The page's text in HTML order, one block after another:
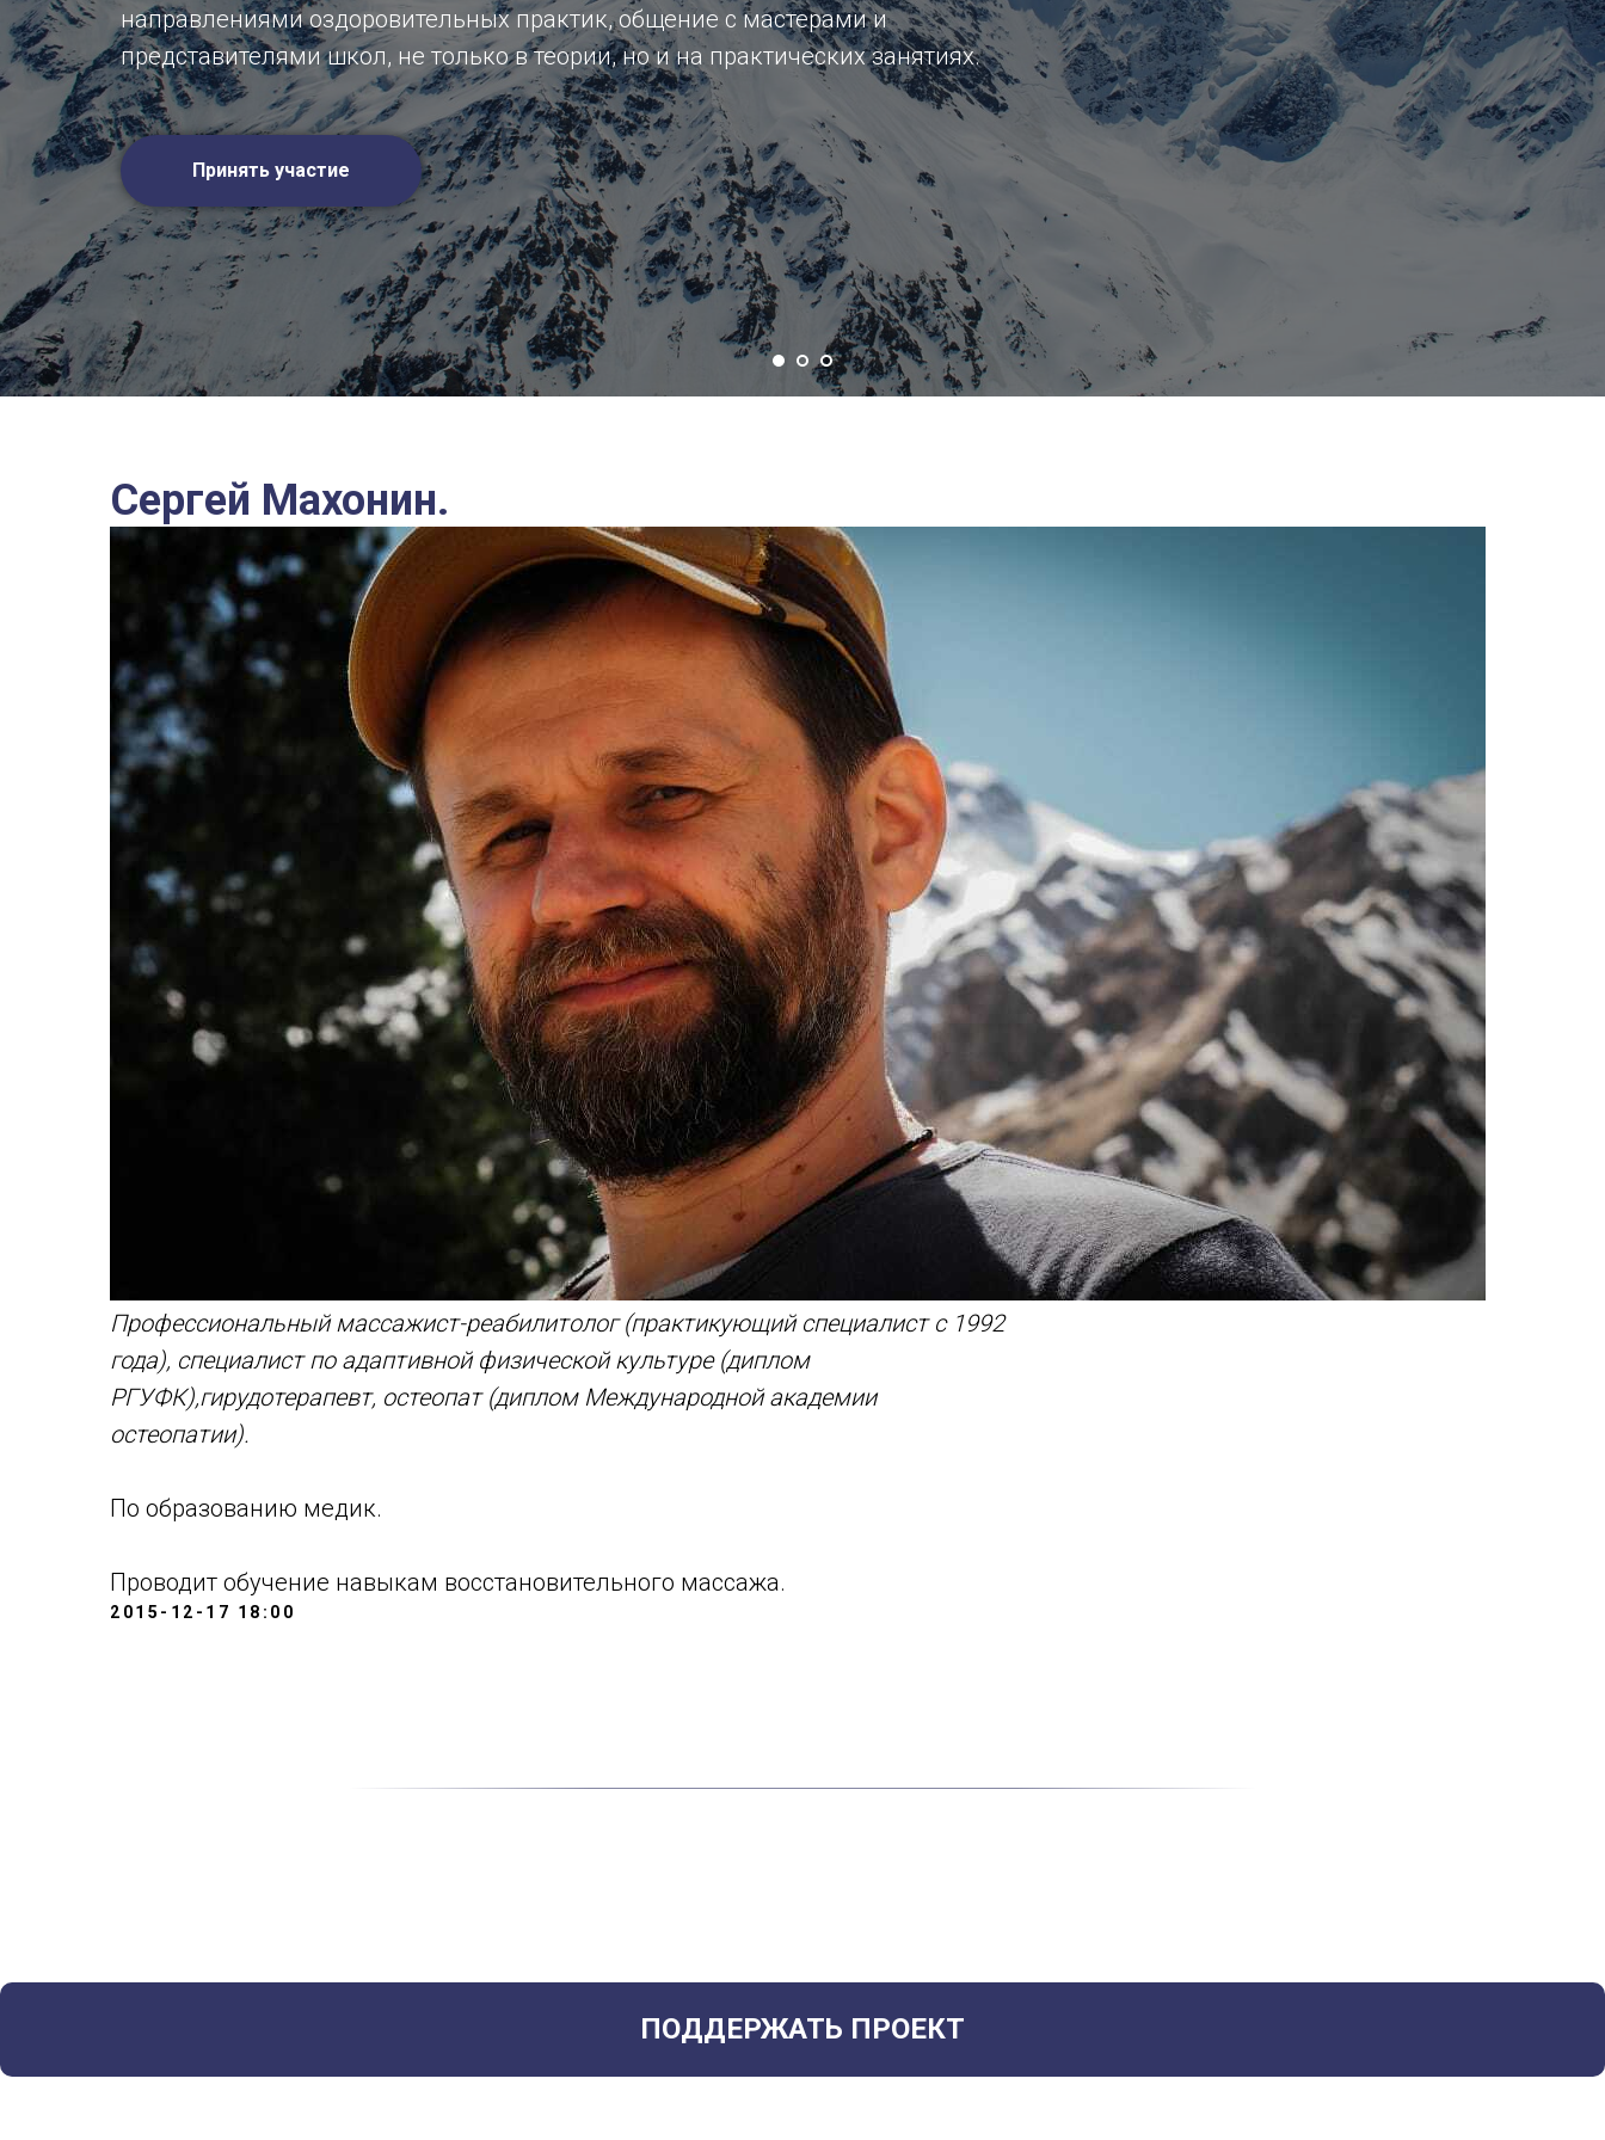
направлениями оздоровительных практик, общение с мастерами и
представителями школ, не только в теории, но и на практических занятиях.
Принять участие
Сергей Махонин.
Профессиональный массажист-реабилитолог (практикующий специалист с 1992
года), специалист по адаптивной физической культуре (диплом
РГУФК),гирудотерапевт, остеопат (диплом Международной академии
остеопатии).
По образованию медик.
Проводит обучение навыкам восстановительного массажа.
2015-12-17 18:00
ПОДДЕРЖАТЬ ПРОЕКТ